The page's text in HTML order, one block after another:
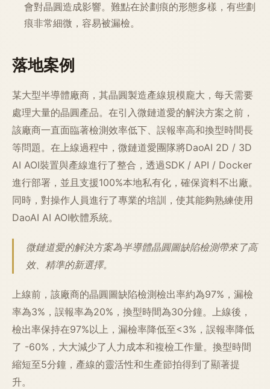
會對晶圓造成影響。難點在於劃痕的形態多樣，有些劃
痕非常細微，容易被漏檢。
落地案例
某大型半導體廠商，其晶圓製造產線規模龐大，每天需要
處理大量的晶圓產品。在引入微鏈道愛的解決方案之前，
該廠商一直面臨著檢測效率低下、誤報率高和換型時間長
等問題。在上線過程中，微鏈道愛團隊將DaoAI 2D / 3D
AI AOI裝置與產線進行了整合，透過SDK / API / Docker
進行部署，並且支援100%本地私有化，確保資料不出廠。
同時，對操作人員進行了專業的培訓，使其能夠熟練使用
DaoAI AI AOI軟體系統。
微鏈道愛的解決方案為半導體晶圓圖缺陷檢測帶來了高
效、精準的新選擇。
上線前，該廠商的晶圓圖缺陷檢測檢出率約為97%，漏檢
率為3%，誤報率為20%，換型時間為30分鐘。上線後，
檢出率保持在97%以上，漏檢率降低至<3%，誤報率降低
了 -60%，大大減少了人力成本和複檢工作量。換型時間
縮短至5分鐘，產線的靈活性和生產節拍得到了顯著提
升。